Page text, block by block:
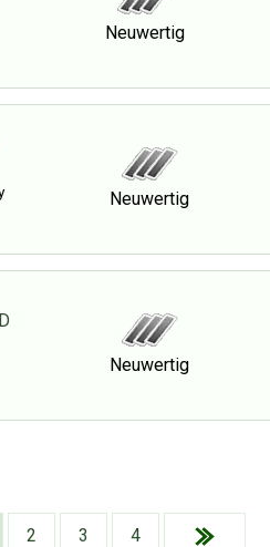
Neuwertig
Neuwertig
Neuwertig
2 3 4